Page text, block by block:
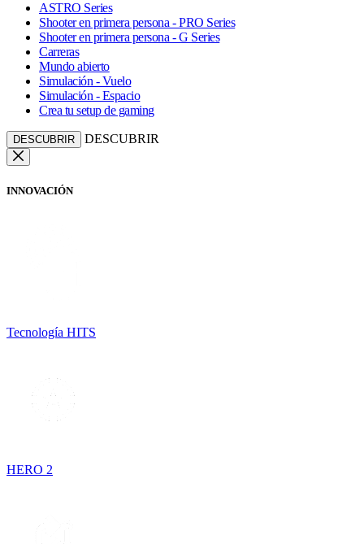
ASTRO Series
Shooter en primera persona - PRO Series
Shooter en primera persona - G Series
Carreras
Mundo abierto
Simulación - Vuelo
Simulación - Espacio
Crea tu setup de gaming
DESCUBRIR DESCUBRIR
INNOVACIÓN
Tecnología HITS
HERO 2